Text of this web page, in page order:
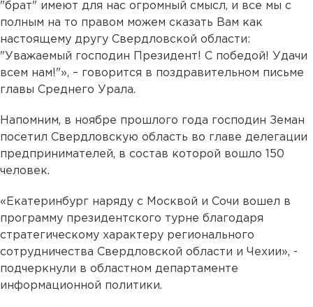
"брат" имеют для нас огромный смысл, и все мы с
полным на то правом можем сказать Вам как
настоящему другу Свердловской области:
"Уважаемый господин Президент! С победой! Удачи
всем нам!"», – говорится в поздравительном письме
главы Среднего Урала.
Напомним, в ноябре прошлого года господин Земан
посетил Свердловскую область во главе делегации
предпринимателей, в состав которой вошло 150
человек.
«Екатеринбург наряду с Москвой и Сочи вошел в
программу президентского турне благодаря
стратегическому характеру регионального
сотрудничества Свердловской области и Чехии», -
подчеркнули в областном департаменте
информационной политики.